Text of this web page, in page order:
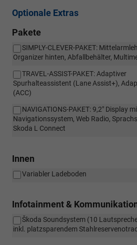
Optionale Extras
Pakete
SIMPLY-CLEVER-PAKET:
Organizer hinten, Abfallbehälter,
TRAVEL-ASSIST-PAKET: Adaptiver
Spurhalteassistent (Lane Assist+),
(ACC)
NAVIGATIONS-PAKET: 9,2" Display
Navigationssystem, Web Radio,
Skoda L Connect
Innen
Variabler Ladeboden
Infotainment &
Škoda Soundsystem (10
inkl. platzsparendem Stahlreservenotrad